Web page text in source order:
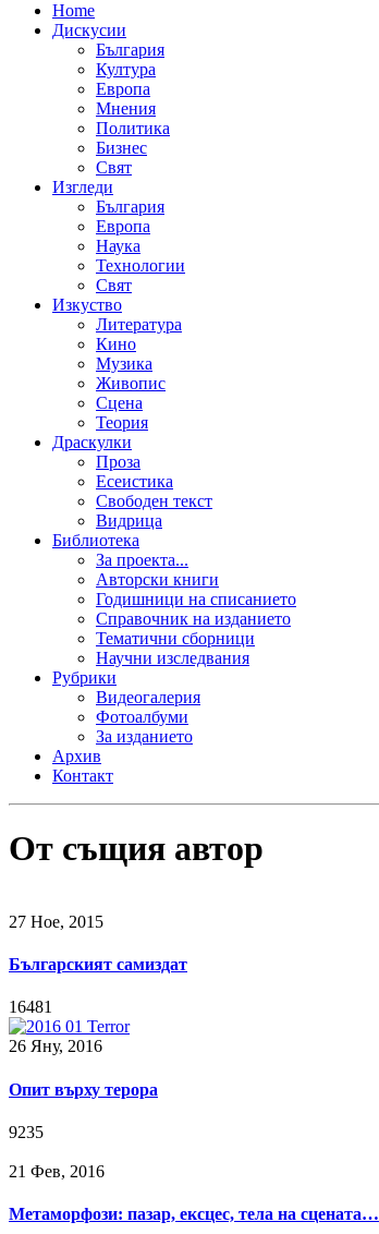
Home
Дискусии
България
Култура
Европа
Мнения
Политика
Бизнес
Свят
Изгледи
България
Европа
Наука
Технологии
Свят
Изкуство
Литература
Кино
Музика
Живопис
Сцена
Теория
Драскулки
Проза
Есеистика
Свободен текст
Видрица
Библиотека
За проекта...
Авторски книги
Годишници на списанието
Справочник на изданието
Тематични сборници
Научни изследвания
Рубрики
Видеогалерия
Фотоалбуми
За изданието
Архив
Контакт
От същия автор
27 Ное, 2015
Българският самиздат
16481
26 Яну, 2016
Опит върху терора
9235
21 Фев, 2016
Метаморфози: пазар, ексцес, тела на сцената…